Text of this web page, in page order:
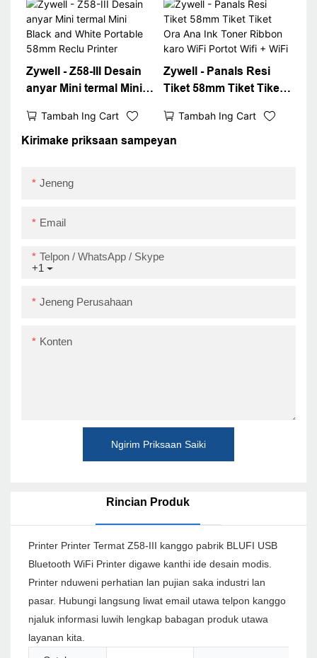
Ticket Printer termal
paling apik
Zywell - Z58-III Desain
anyar Mini termal Mini
Portable 58mm Reclu
Printer
Tambah Ing Cart
Zywell - Panals Resi
Tiket 58mm Tiket Tiket
Ribbon karo WiFi
Portot Wifi + WiFi
Tambah Ing Cart
Kirimake priksaan sampeyan
Jeneng
Email
+1
Telpon / WhatsApp / Skype
Jeneng Perusahaan
Konten
Ngirim Priksaan Saiki
Rincian Produk
Printer Printer Termat Z58-III kanggo pabrik BLUFI USB
Bluetooth WiFi Printer digawe kanthi ide desain modis.
Printer nduweni perhatian lan pujian saka industri lan
pasar. Hubungi langsung liwat email utawa telpon kanggo
njaluk informasi luwih lengkap babagan produk utawa
layanan kita.